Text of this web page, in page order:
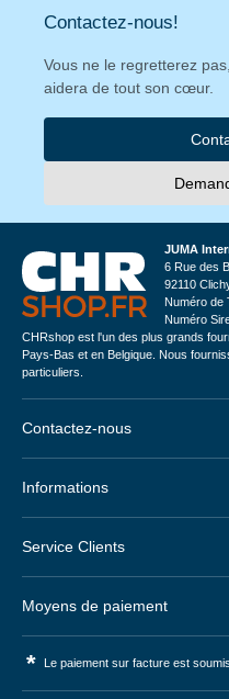
Contactez-nous!
Vous ne le regretterez
aidera de tout son cœur.
JUMA
6 Rue des
92110
Numéro de
Numéro
CHRshop est l'un des plus grands
Pays-Bas et en Belgique. Nous
particuliers.
Contactez-nous
Informations
Service Clients
Moyens de paiement
* Le paiement sur facture est